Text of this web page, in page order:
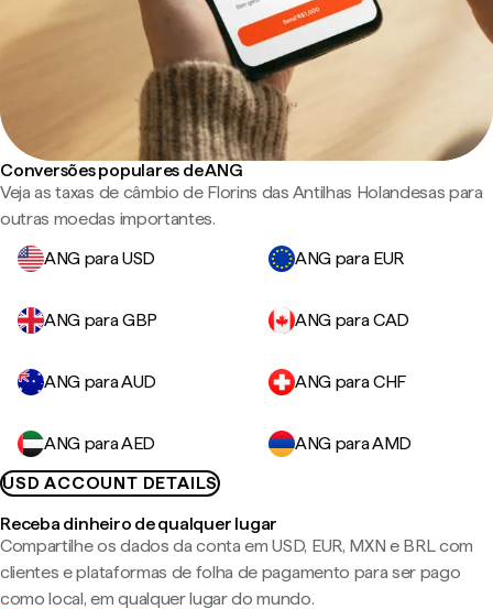
Conversões populares de ANG
Veja as taxas de câmbio de Florins das Antilhas Holandesas para
outras moedas importantes.
ANG para USD
ANG para EUR
ANG para GBP ANG para CAD
ANG para AUD ANG para CHF
ANG para AED
ANG para AMD
USD ACCOUNT DETAILS
Receba dinheiro de qualquer lugar
Compartilhe os dados da conta em USD, EUR, MXN e BRL com
clientes e plataformas de folha de pagamento para ser pago
como local, em qualquer lugar do mundo.